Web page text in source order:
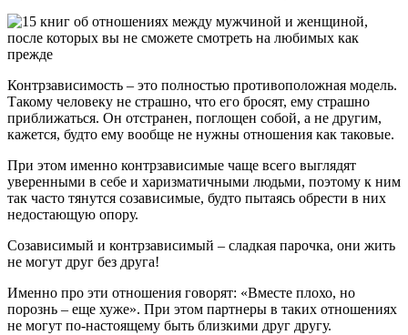
Контрзависимость – это полностью противоположная модель.
Такому человеку не страшно, что его бросят, ему страшно
приближаться. Он отстранен, поглощен собой, а не другим,
кажется, будто ему вообще не нужны отношения как таковые.
При этом именно контрзависимые чаще всего выглядят
уверенными в себе и харизматичными людьми, поэтому к ним
так часто тянутся созависимые, будто пытаясь обрести в них
недостающую опору.
Созависимый и контрзависимый – сладкая парочка, они жить
не могут друг без друга!
Именно про эти отношения говорят: «Вместе плохо, но
порознь – еще хуже». При этом партнеры в таких отношениях
не могут по-настоящему быть близкими друг другу.